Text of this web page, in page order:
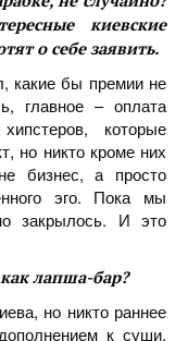
киевские
о себе заявить.
какие бы премии не
главное – оплата
которые
но никто кроме них
бизнес, а просто
эго. Пока мы
закрылось. И это
лапша-бар?
но никто раннее
к суши,